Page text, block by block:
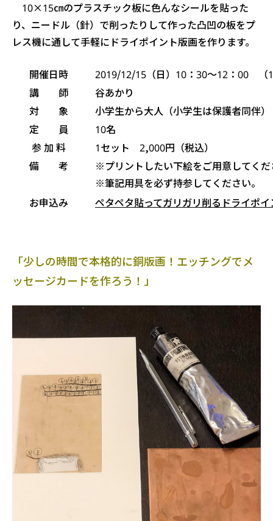
10×15㎝のプラスチック板に色んなシールを貼った
り、ニードル（針）で削ったりして作った凸凹の板をプ
レス機に通して手軽にドライポイント版画を作ります。
開催日時
2019/12/15（日）10：30〜12：00 （
講 師
谷あかり
対 象
小学生から大人（小学生は保護者同伴）
定 員
10名
参 加 料
1セット 2,000円（税込）
備 考
※プリントしたい下絵をご用意してく
※筆記用具を必ず持参してください。
お申込み
ペタペタ貼ってガリガリ削るドライポ
「少しの時間で本格的に銅版画！エッチングでメ
ッセージカードを作ろう！」